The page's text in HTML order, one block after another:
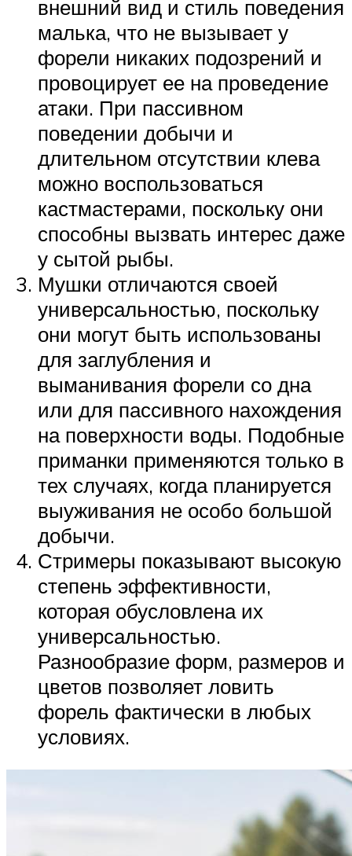
внешний вид и стиль поведения
малька, что не вызывает у
форели никаких подозрений и
провоцирует ее на проведение
атаки. При пассивном
поведении добычи и
длительном отсутствии клева
можно воспользоваться
кастмастерами, поскольку они
способны вызвать интерес даже
у сытой рыбы.
Мушки отличаются своей
универсальностью, поскольку
они могут быть использованы
для заглубления и
выманивания форели со дна
или для пассивного нахождения
на поверхности воды. Подобные
приманки применяются только в
тех случаях, когда планируется
выуживания не особо большой
добычи.
Стримеры показывают высокую
степень эффективности,
которая обусловлена их
универсальностью.
Разнообразие форм, размеров и
цветов позволяет ловить
форель фактически в любых
условиях.